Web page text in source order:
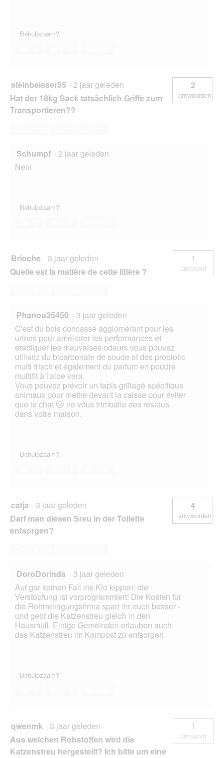
Behulpzaam?
steinbeisser55 · 2 jaar geleden
Hat der 18kg Sack tatsächlich Griffe zum
Transportieren??
2
antwoorden
Schumpf · 2 jaar geleden
Nein
Behulpzaam?
Brioche · 3 jaar geleden
Quelle est la matière de cette litière ?
1
antwoord
Phanou35450 · 3 jaar geleden
C'est du bois concassé agglomérant pour les
urines pour améliorer les performances et
éradiquer les mauvaises odeurs vous pouvez
utilisez du bicarbonate de soude et des probiotic
multi frisch et également du parfum en poudre
multifit à l'aloe vera.
Vous pouvez prévoir un tapis grillagé spécifique
animaux pour mettre devant la caisse pour éviter
que le chat 🐱 ne vous trimballe des résidus
dans votre maison.
Behulpzaam?
catja · 3 jaar geleden
Darf man diesen Sreu in der Toilette
entsorgen?
4
antwoorden
DoroDorinda · 3 jaar geleden
Auf gar keinen Fall ins Klo kippen: die
Verstopfung ist vorprogrammiert! Die Kosten für
die Rohrreinigungsfirma spart ihr euch besser -
und gebt die Katzenstreu gleich in den
Hausmüll. Einige Gemeinden erlauben auch,
das Katzenstreu im Kompost zu entsorgen.
Behulpzaam?
qwenmk · 3 jaar geleden
Aus welchen Rohstoffen wird die
Katzenstreu hergestellt? Ich bitte um eine
1
antwoord